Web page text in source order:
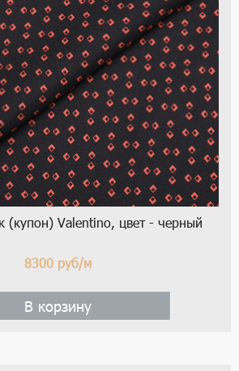
(купон) Valentino, цвет - черный
8300 руб/м
В корзину